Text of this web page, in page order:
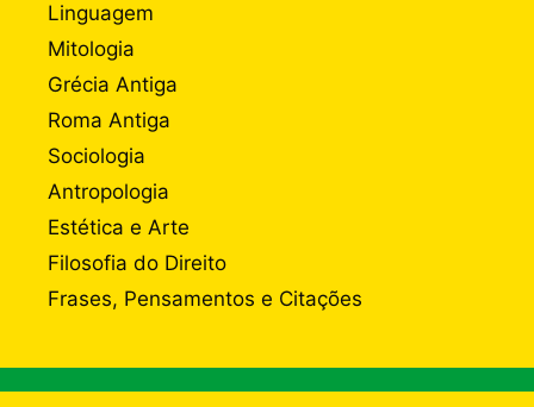
Linguagem
Mitologia
Grécia Antiga
Roma Antiga
Sociologia
Antropologia
Estética e Arte
Filosofia do Direito
Frases, Pensamentos e Citações